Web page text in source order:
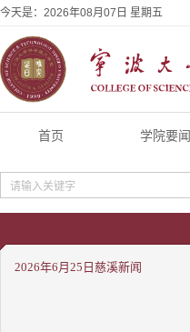
今天是： 2026年08月07日 星期五
首页 学院要闻
2026年6月25日慈溪新闻